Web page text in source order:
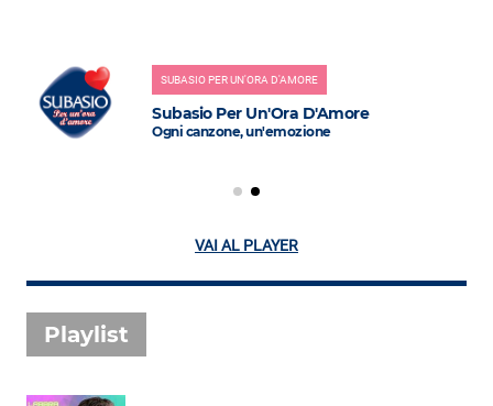
SUBASIO PER UN'ORA D'AMORE
Subasio Per Un'Ora D'Amore
Ogni canzone, un'emozione
VAI AL PLAYER
Playlist